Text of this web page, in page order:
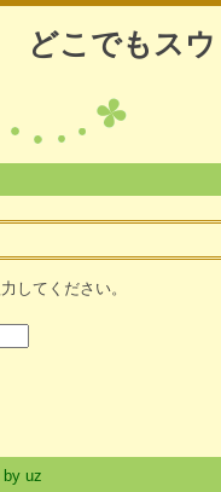
どこでもス
してください。
by uz